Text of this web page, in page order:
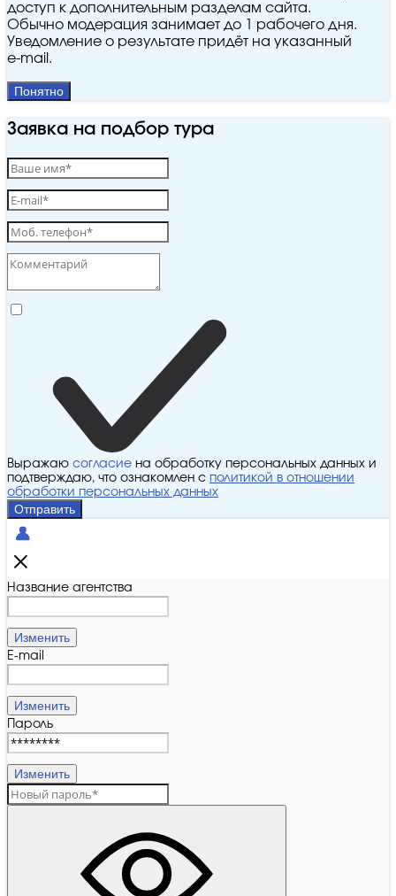
доступ к дополнительным разделам сайта.
Обычно модерация занимает до 1 рабочего дня.
Уведомление о результате придёт на указанный
e‑mail.
Понятно
Заявка на подбор тура
Выражаю согласие на обработку персональных данных и
подтверждаю, что ознакомлен с политикой в отношении
обработки персональных данных
Отправить
Название агентства
Изменить
E-mail
Изменить
Пароль
Изменить